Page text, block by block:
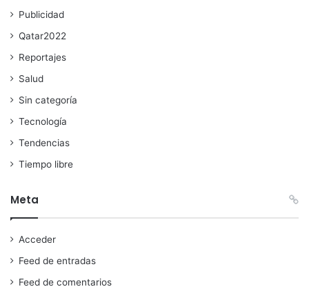
Publicidad
Qatar2022
Reportajes
Salud
Sin categoría
Tecnología
Tendencias
Tiempo libre
Meta
Acceder
Feed de entradas
Feed de comentarios